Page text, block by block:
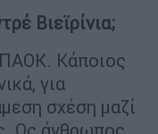
Βιεϊρίνια;
Κάποιος
για
σχέση μαζί